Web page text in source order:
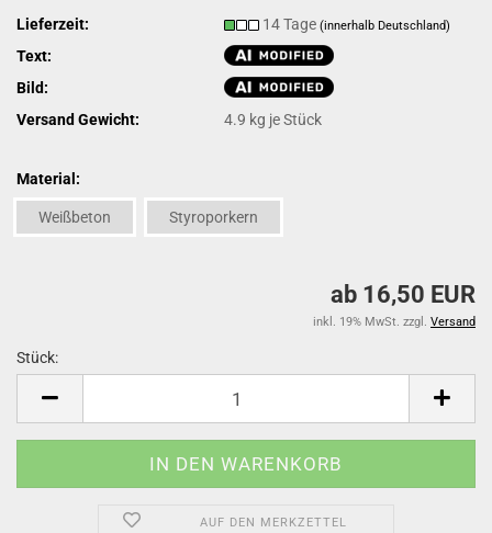
Lieferzeit:
14 Tage(innerhalb Deutschland)
Text:
Bild:
Versand Gewicht:
4.9 kg je Stück
Material:
Weißbeton Styroporkern
ab 16,50 EUR
inkl. 19% MwSt. zzgl. Versand
Stück:
AUF DEN MERKZETTEL